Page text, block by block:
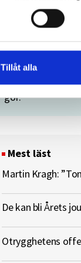
Tillåt alla
Malin Crona:
budorden? Då
gör.
Mest läst
Martin Kragh:
De kan bli Årets
Otrygghetens